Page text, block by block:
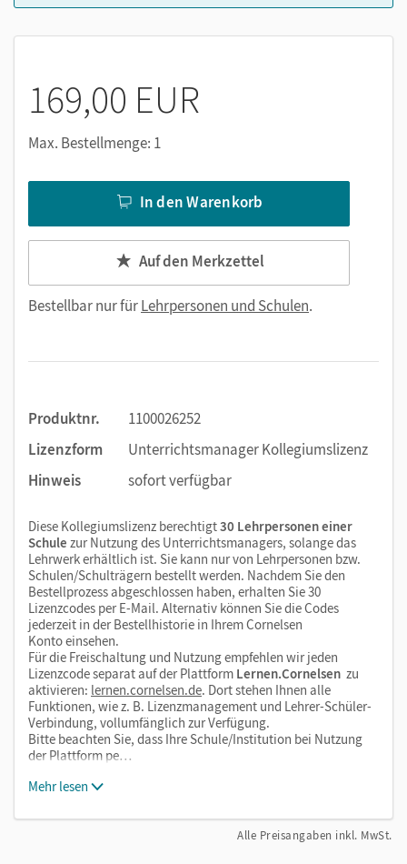
169,00 EUR
Max. Bestellmenge: 1
In den Warenkorb
Auf den Merkzettel
Bestellbar nur fürLehrpersonen und Schulen.
Produktnr.
1100026252
Lizenzform
Unterrichtsmanager Kollegiumslizenz
Hinweis
sofort verfügbar
Diese Kollegiumslizenz berechtigt30 Lehrpersonen einer
Schule zur Nutzung des Unterrichtsmanagers, solange das
Lehrwerk erhältlich ist. Sie kann nur von Lehrpersonen bzw.
Schulen/Schulträgern bestellt werden. Nachdem Sie den
Bestellprozess abgeschlossen haben, erhalten Sie 30
Lizenzcodes per E-Mail. Alternativ können Sie die Codes
jederzeit in der Bestellhistorie in Ihrem Cornelsen
Konto einsehen.
Für die Freischaltung und Nutzung empfehlen wir jeden
Lizenzcode separat auf der Plattform Lernen.Cornelsen zu
aktivieren: lernen.cornelsen.de. Dort stehen Ihnen alle
Funktionen, wie z. B. Lizenzmanagement und Lehrer-Schüler-
Verbindung, vollumfänglich zur Verfügung.
Bitte beachten Sie, dass Ihre Schule/Institution bei Nutzung
der Plattform pe…
Mehr lesen
Alle Preisangaben inkl. MwSt.